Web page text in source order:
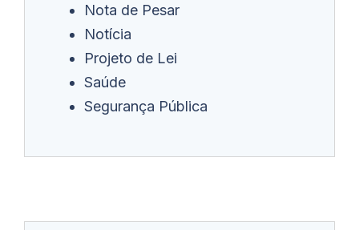
Nota de Pesar
Notícia
Projeto de Lei
Saúde
Segurança Pública